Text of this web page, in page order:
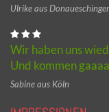
Ulrike aus
Wir haben uns
Und kommen
Sabine aus Köln